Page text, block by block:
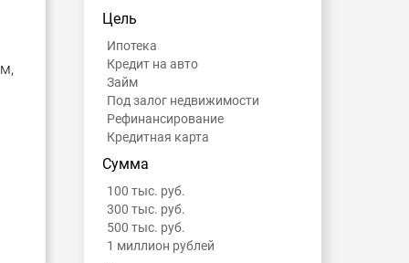
Цель
Ипотека
Кредит на авто
Займ
Под залог недвижимости
Рефинансирование
Кредитная карта
Сумма
100 тыс. руб.
300 тыс. руб.
500 тыс. руб.
1 миллион рублей